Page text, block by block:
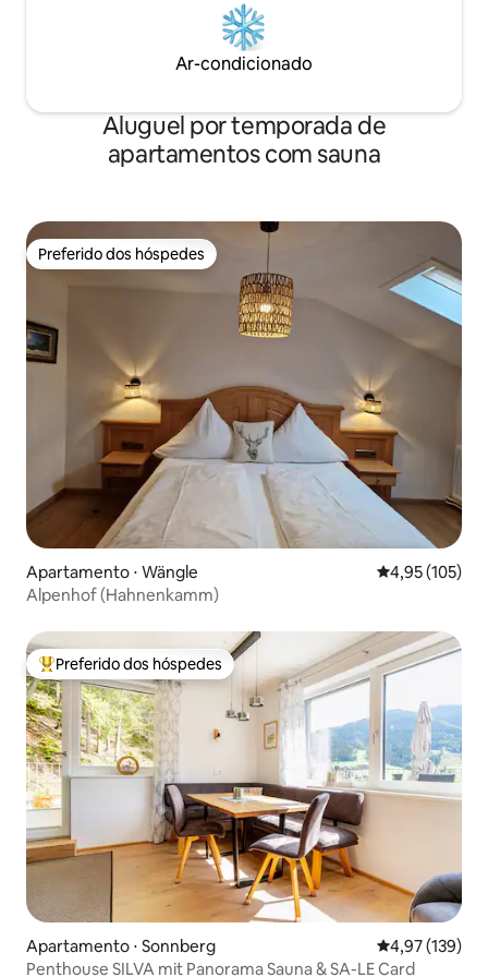
Ar-condicionado
Aluguel por temporada de
apartamentos com sauna
Preferido dos hóspedes
Preferido dos hóspedes
Apartamento ⋅ Wängle 4,95 de uma
4,95 (105)
Alpenhof (Hahnenkamm)
Entre os melhores preferidos dos hóspedes
Preferido dos hóspedes
Apartamento ⋅ Sonnberg 4,97 de uma
4,97 (139)
Penthouse SILVA mit Panorama Sauna & SA-LE Card